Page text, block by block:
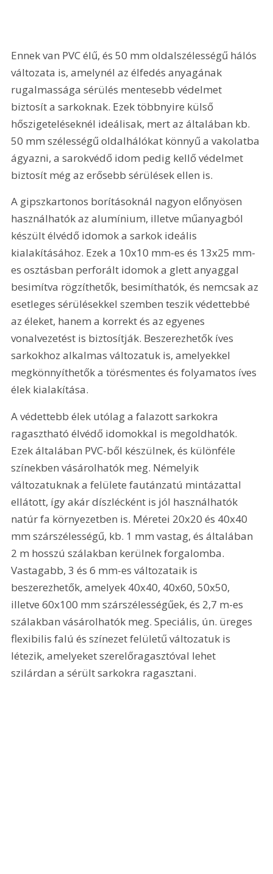
Ennek van PVC élű, és 50 mm oldalszélességű hálós
változata is, amelynél az élfedés anyagának
rugalmassága sérülés mentesebb védelmet
biztosít a sarkoknak. Ezek többnyire külső
hőszigeteléseknél ideálisak, mert az általában kb.
50 mm szélességű oldalhálókat könnyű a vakolatba
ágyazni, a sarokvédő idom pedig kellő védelmet
biztosít még az erősebb sérülések ellen is.
A gipszkartonos borításoknál nagyon előnyösen
használhatók az alumínium, illetve műanyagból
készült élvédő idomok a sarkok ideális
kialakításához. Ezek a 10x10 mm-es és 13x25 mm-
es osztásban perforált idomok a glett anyaggal
besimítva rögzíthetők, besimíthatók, és nemcsak az
esetleges sérülésekkel szemben teszik védettebbé
az éleket, hanem a korrekt és az egyenes
vonalvezetést is biztosítják. Beszerezhetők íves
sarkokhoz alkalmas változatuk is, amelyekkel
megkönnyíthetők a törésmentes és folyamatos íves
élek kialakítása.
A védettebb élek utólag a falazott sarkokra
ragasztható élvédő idomokkal is megoldhatók.
Ezek általában PVC-ből készülnek, és különféle
színekben vásárolhatók meg. Némelyik
változatuknak a felülete fautánzatú mintázattal
ellátott, így akár díszlécként is jól használhatók
natúr fa környezetben is. Méretei 20x20 és 40x40
mm szárszélességű, kb. 1 mm vastag, és általában
2 m hosszú szálakban kerülnek forgalomba.
Vastagabb, 3 és 6 mm-es változataik is
beszerezhetők, amelyek 40x40, 40x60, 50x50,
illetve 60x100 mm szárszélességűek, és 2,7 m-es
szálakban vásárolhatók meg. Speciális, ún. üreges
flexibilis falú és színezet felületű változatuk is
létezik, amelyeket szerelőragasztóval lehet
szilárdan a sérült sarkokra ragasztani.